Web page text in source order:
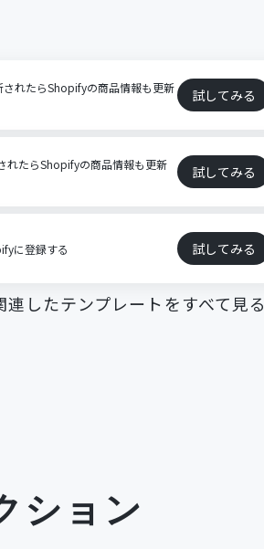
れたらShopifyの商品情報も更新 試してみる
れたらShopifyの商品情報も更新 試してみる
に登録する 試してみる
連したテンプレートをすべて見る
ション